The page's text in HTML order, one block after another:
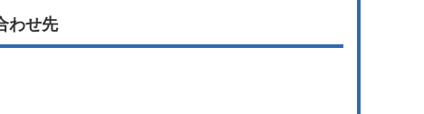
わせ先